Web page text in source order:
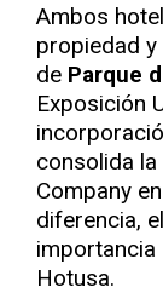
Ambos
propiedad y
de Parque
Exposición
consolida
Company
diferencia,
importancia
Hotusa.